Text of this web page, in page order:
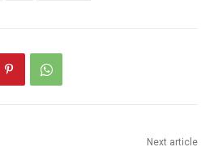
Next article